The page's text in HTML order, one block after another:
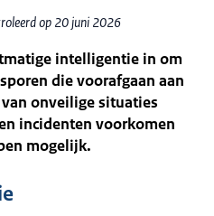
op 20 juni 2026
intelligentie in om
die voorafgaan aan
onveilige situaties
incidenten voorkomen
mogelijk.